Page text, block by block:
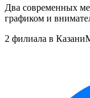
Два современных
графиком и
2 филиала в Казани